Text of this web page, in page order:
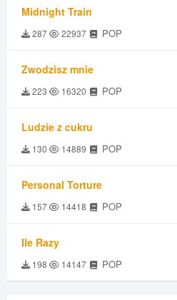
Midnight Train
287 22937 POP
Zwodzisz mnie
223 16320 POP
Ludzie z cukru
130 14889 POP
Personal Torture
157 14418 POP
Ile Razy
198 14147 POP